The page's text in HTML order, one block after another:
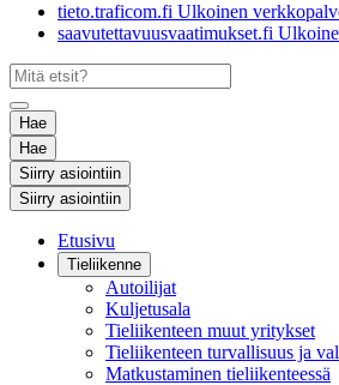
tieto.traficom.fi Ulkoinen
saavutettavuusvaatimukset.fi
Hae
Hae
Siirry asiointiin
Siirry asiointiin
Etusivu
Tieliikenne
Autoilijat
Kuljetusala
Tieliikenteen muut yritykset
Tieliikenteen turvallisuus ja
Matkustaminen tieliikenteessä